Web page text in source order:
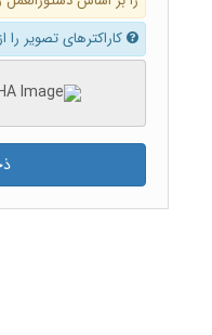
کاراکترهای تصویر را